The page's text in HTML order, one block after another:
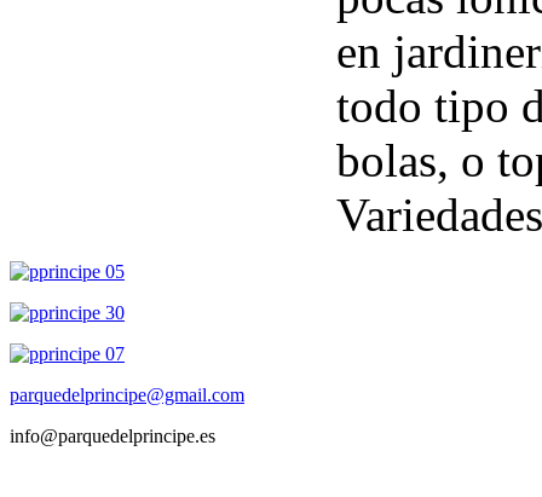
en
todo tipo
bolas, o
parquedelprincipe@gmail.com
info@parquedelprincipe.es